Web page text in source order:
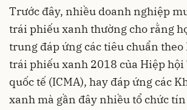
Trước đây, nhiều doanh nghiệp
trái phiếu xanh thường cho rằng
trung đáp ứng các tiêu chuẩn theo
trái phiếu xanh 2018 của Hiệp
quốc tế (ICMA), hay đáp ứng các
xanh mà gần đây nhiều tổ chức